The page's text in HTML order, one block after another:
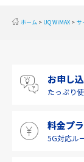
九州・沖縄
ホーム UQ WiMAX サ
お申し
たっぷり
料金プ
5G対応ル